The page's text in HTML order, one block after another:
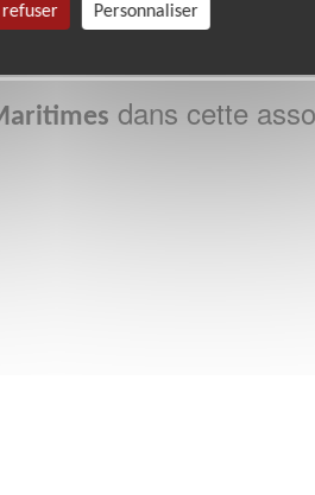
dans cette
Personnaliser